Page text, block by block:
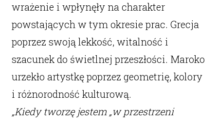
wrażenie i wpłynęły na charakter
powstających w tym okresie prac. Grecja
poprzez swoją lekkość, witalność i
szacunek do świetlnej przeszłości. Maroko
urzekło artystkę poprzez geometrię, kolory
i różnorodność kulturową.
„Kiedy tworzę jestem „w przestrzeni